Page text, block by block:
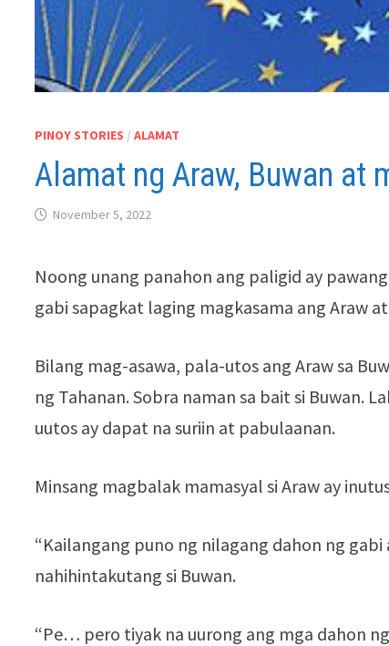
PINOY STORIES /ALAMAT
Alamat ng Araw, Buwan at
November 5, 2022
Noong unang panahon ang paligid ay
gabi sapagkat laging magkasama ang Araw
Bilang mag-asawa, pala-utos ang Araw sa
ng Tahanan. Sobra naman sa bait si Buwan.
uutos ay dapat na suriin at pabulaanan.
Minsang magbalak mamasyal si Araw ay
“Kailangang puno ng nilagang dahon ng
nahihintakutang si Buwan.
“Pe… pero tiyak na uurong ang mga dahon